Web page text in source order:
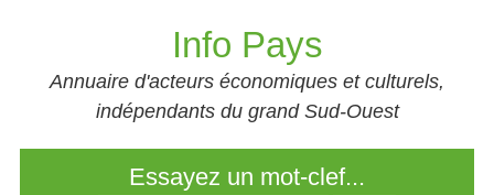
Info Pays
Annuaire d'acteurs économiques et culturels,
indépendants du grand Sud-Ouest
Essayez un mot-clef...